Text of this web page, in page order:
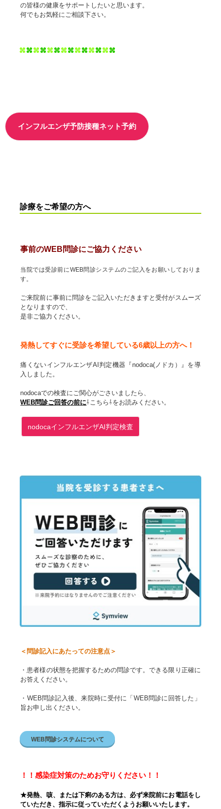
の皆様の健康をサポートしたいと思います。
何でもお気軽にご相談下さい。
インフルエンザ予防接種ネット予約
診療をご希望の方へ
事前のWEB問診にご協力ください
当院では受診前にWEB問診システムのご記入をお願いしておりま
す。
ご来院前に事前に問診をご記入いただきますと受付がスムーズ
となりますので、
是非ご協力ください。
発熱してすぐに受診を希望している6歳以上の方へ！
痛くないインフルエンザAI判定機器『nodoca(ノドカ）』を導
入しました。
nodocaでの検査にご関心がごさいましたら、
WEB問診ご回答の前に⇩こちら⇩をお読みください。
nodocaインフルエンザAI判定検査
＜問診記入にあたっての注意点＞
・患者様の状態を把握するための問診です。できる限り正確に
お答えください。
・WEB問診記入後、来院時に受付に「WEB問診に回答した」
旨お申し出ください。
WEB問診システムについて
！！感染症対策のためお守りください！！
★発熱、咳、または下痢のある方は、必ず来院前にお電話をし
ていただき、指示に従っていただくようお願いいたします。